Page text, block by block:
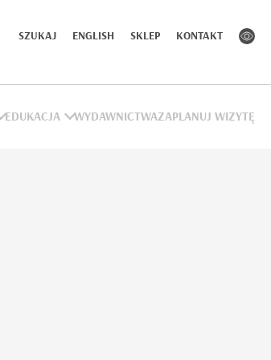
SZUKAJ ENGLISH SKLEP KONTAKT
EDUKACJA WYDAWNICTWAZAPLANUJ WIZYTĘ